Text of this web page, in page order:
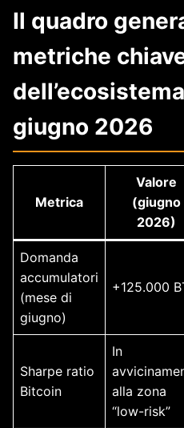
Il quadro
metriche
giugno 2026
Metrica
Valore
(giugno
2026)
Domanda
accumulatori
(mese di
giugno)
+125.000
Sharpe ratio
Bitcoin
In
alla zona
“low-risk”